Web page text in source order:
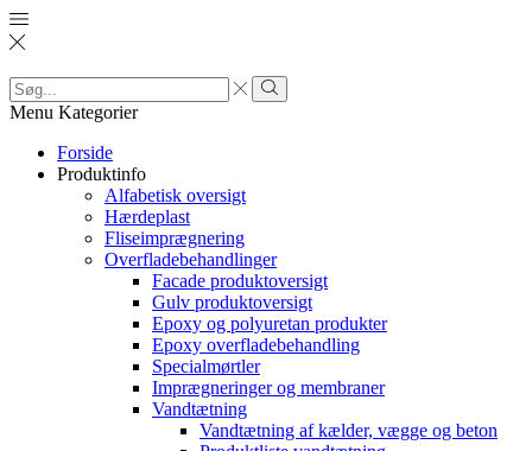
Search
input
Search
Menu Kategorier
Forside
Produktinfo
Alfabetisk oversigt
Hærdeplast
Fliseimprægnering
Overfladebehandlinger
Facade produktoversigt
Gulv produktoversigt
Epoxy og polyuretan produkter
Epoxy overfladebehandling
Specialmørtler
Imprægneringer og membraner
Vandtætning
Vandtætning af kælder, vægge og beton